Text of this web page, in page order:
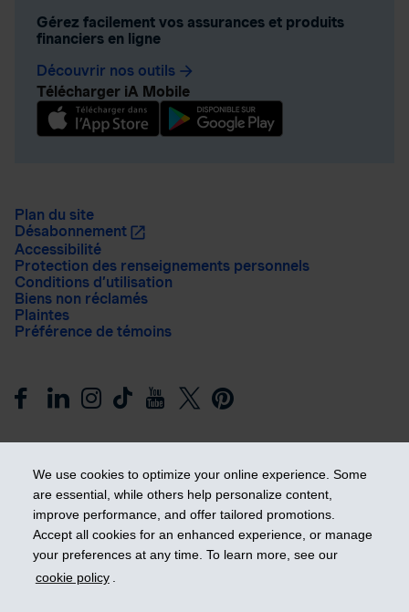
We use cookies to optimize your online experience. Some
are essential, while others help personalize content,
improve performance, and offer tailored promotions.
Accept all cookies for an enhanced experience, or manage
your preferences at any time. To learn more, see our
cookie policy .
Gérez facilement vos assurances et produits
financiers en ligne
Découvrir nos outils arrow_forward
Télécharger iA Mobile
Plan du site
Désabonnement
Accessibilité
Protection des renseignements personnels
Conditions d’utilisation
Biens non réclamés
Plaintes
Préférence de témoins
Prendre les devants